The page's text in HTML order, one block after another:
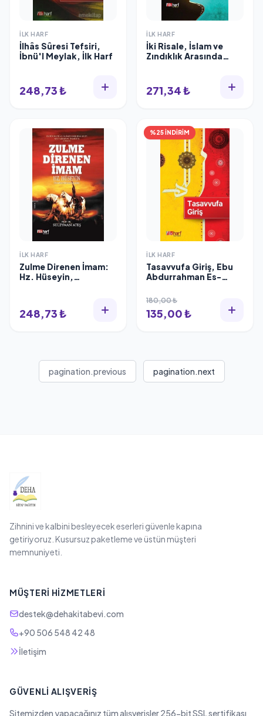
İLK HARF
İlhâs Sûresi Tefsiri,
İbnü'l Meylak, İlk Harf
248,73 ₺
İLK HARF
İki Risale, İslam ve
Zındıklık Arasında
271,34 ₺
İLK HARF
Zulme Direnen İmam:
Hz. Hüseyin,
248,73 ₺
%25 İNDİRİM
İLK HARF
Tasavvufa Giriş, Ebu
Abdurrahman Es-
180,00 ₺
135,00 ₺
pagination.previous pagination.next
Zihnini ve kalbini besleyecek eserleri güvenle kapına
getiriyoruz. Kusursuz paketleme ve üstün müşteri
memnuniyeti.
MÜŞTERI HIZMETLERI
destek@dehakitabevi.com
+90 506 548 42 48
İletişim
GÜVENLI ALIŞVERIŞ
Sitemizden yapacağınız tüm alışverişler 256-bit SSL sertifikası